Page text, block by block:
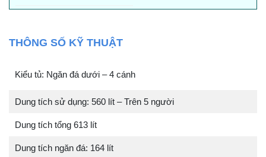
THÔNG SỐ KỸ THUẬT
Kiểu tủ: Ngăn đá dưới – 4 cánh
Dung tích sử dụng: 560 lít – Trên 5 người
Dung tích tổng 613 lít
Dung tích ngăn đá: 164 lít